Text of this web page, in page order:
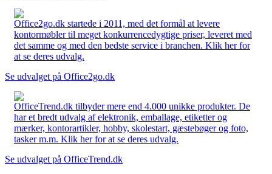
Office2go.dk startede i 2011, med det formål at levere
kontormøbler til meget konkurrencedygtige priser, leveret med
det samme og med den bedste service i branchen. Klik her for
at se deres udvalg.
Se udvalget på Office2go.dk
OfficeTrend.dk tilbyder mere end 4.000 unikke produkter. De
har et bredt udvalg af elektronik, emballage, etiketter og
mærker, kontorartikler, hobby, skolestart, gæstebøger og foto,
tasker m.m. Klik her for at se deres udvalg.
Se udvalget på OfficeTrend.dk